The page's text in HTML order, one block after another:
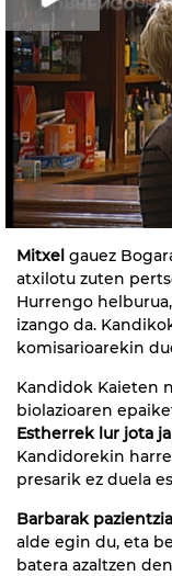
Mitxel gauez
atxilotu zuten
Hurrengo helburua,
izango da.
komisarioarekin
Kandidok Kaieten
biolazioaren
Estherrek lur jota
Kandidorekin
presarik ez duela
Barbarak
alde egin du, eta
batera azaltzen